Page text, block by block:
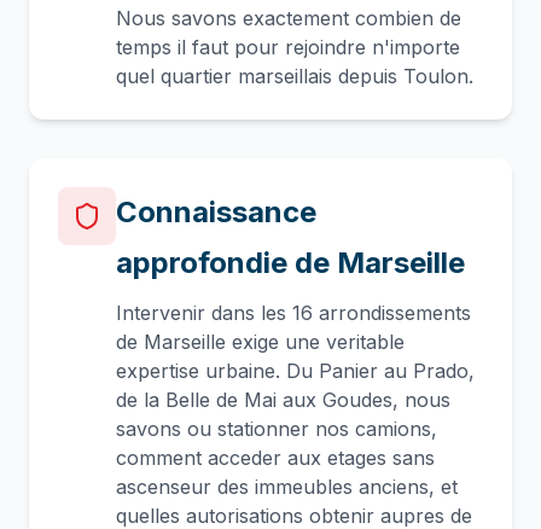
Nous savons exactement combien de
temps il faut pour rejoindre n'importe
quel quartier marseillais depuis Toulon.
Connaissance
approfondie de Marseille
Intervenir dans les 16 arrondissements
de Marseille exige une veritable
expertise urbaine. Du Panier au Prado,
de la Belle de Mai aux Goudes, nous
savons ou stationner nos camions,
comment acceder aux etages sans
ascenseur des immeubles anciens, et
quelles autorisations obtenir aupres de